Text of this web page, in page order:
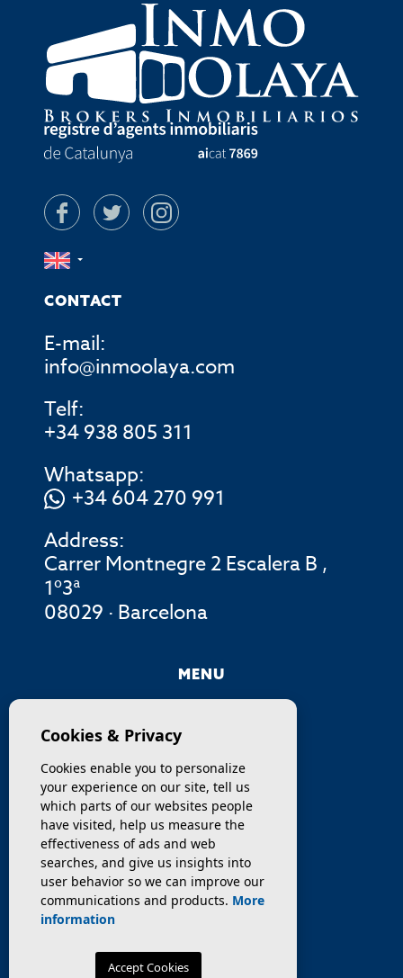
CONTACT
E-mail:
info@inmoolaya.com
Telf:
+34 938 805 311
Whatsapp:
+34 604 270 991
Address:
Carrer Montnegre 2 Escalera B ,
1º3ª
08029 · Barcelona
MENU
PROPERTIES
SERVICES
SELL / TRANSFER
NEWS
Cookies & Privacy
Cookies enable you to personalize
your experience on our site, tell us
which parts of our websites people
have visited, help us measure the
effectiveness of ads and web
searches, and give us insights into
user behavior so we can improve our
communications and products. More
information
Accept Cookies